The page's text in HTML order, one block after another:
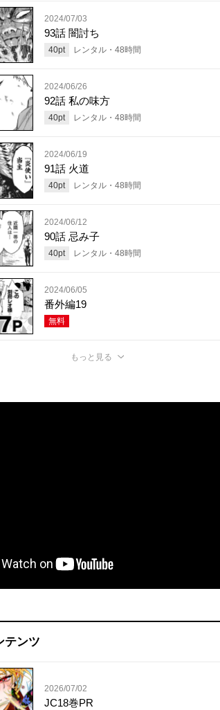
2024/07/03
93話 闇討ち
40pt レンタル・ 48時間
2024/06/26
92話 私の味方
40pt レンタル・ 48時間
2024/06/19
91話 火道
40pt レンタル・ 48時間
2024/06/12
90話 忌み子
40pt レンタル・ 48時間
2024/06/05
番外編19
無料
もっと見る
テンツ
2026/07/02
JC18巻PR